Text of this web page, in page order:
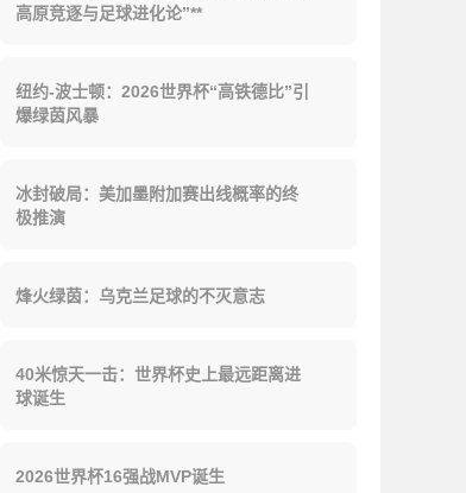
高原竞逐与足球进化论”**
纽约-波士顿：2026世界杯“高铁德比”引
爆绿茵风暴
冰封破局：美加墨附加赛出线概率的终
极推演
烽火绿茵：乌克兰足球的不灭意志
40米惊天一击：世界杯史上最远距离进
球诞生
2026世界杯16强战MVP诞生